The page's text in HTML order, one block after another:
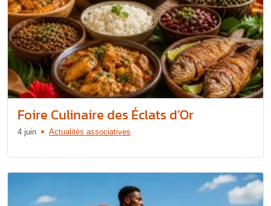
Foire Culinaire des Éclats d’Or
4 juin Actualités associatives